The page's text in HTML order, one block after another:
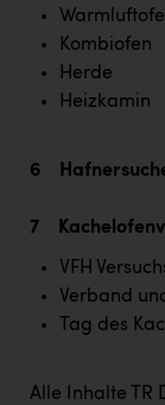
REMAX
RE/MAX Welcome
Resch&Frisch
SCHMACHTL
Schwingshandl
Kombiofen
Herde
Heizkamin
6
7
VFH
Verband
Tag des
Alle Inhalte TR